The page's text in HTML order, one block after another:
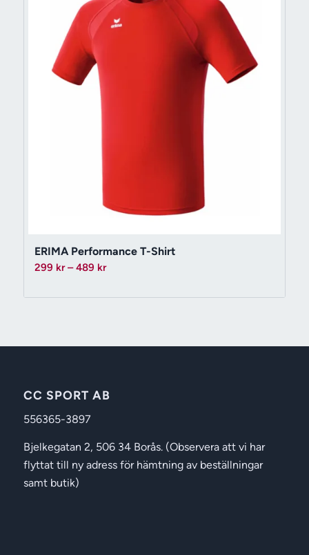
ERIMA Performance T-Shirt
299 kr – 489 krPrisintervall:
till
CC SPORT AB
556365-3897
Bjelkegatan 2, 506 34 Borås. (Observera att vi har
flyttat till ny adress för hämtning av beställningar
samt butik)